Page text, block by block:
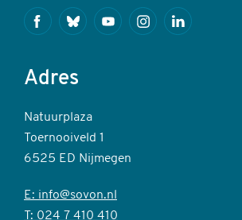
FacebookBlueskyYoutubeInstagramLinkedin
Adres
Natuurplaza
Toernooiveld 1
6525 ED Nijmegen
E: info@sovon.nl
T: 024 7 410 410